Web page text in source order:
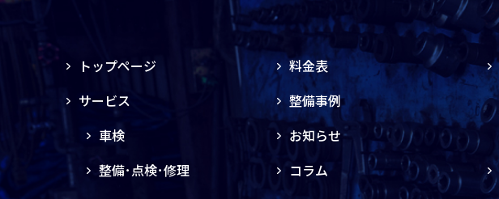
トップページ
サービス
車検
整備･点検･修理
料金表
整備事例
お知らせ
コラム